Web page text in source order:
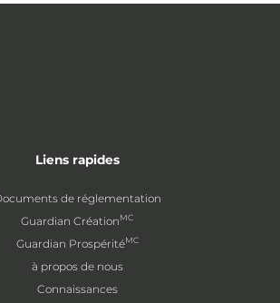
Liens rapides
de réglementation
Guardian CréationMC
Guardian ProspéritéMC
à propos de nous
Connaissances